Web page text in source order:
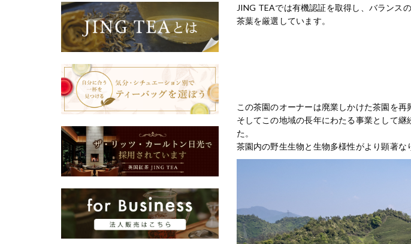
JING TEAでは有機認証を取得し、バランス
茶葉を厳選しています。
この茶園のオーナーは廃業しかけた茶園を
そしてこの地域の長年にわたる事業として
た。
茶園内の野生生物と生物多様性がより顕著な